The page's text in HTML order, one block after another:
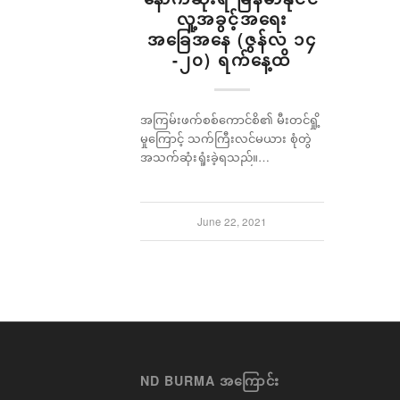
လူ့အခွင့်အရေး
အခြေအနေ (ဇွန်လ ၁၄
-၂၀) ရက်နေ့ထိ
အကြမ်းဖက်စစ်ကောင်စိ၏ မီးတင်ရှို့
မှုကြောင့် သက်ကြီးလင်မယား စုံတွဲ
အသက်ဆုံးရှုံးခဲ့ရသည်။…
June 22, 2021
ND BURMA အကြောင်း